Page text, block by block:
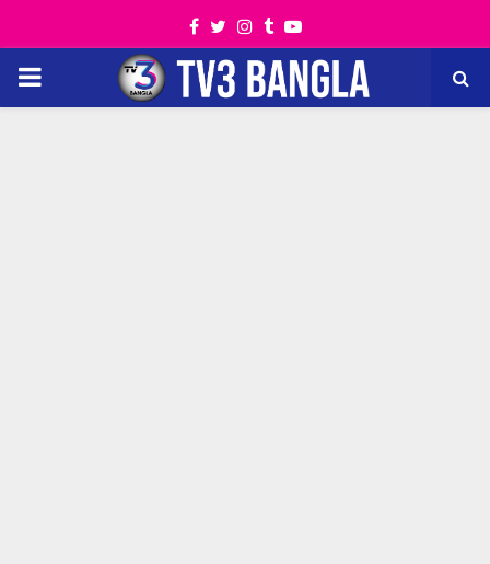
Facebook
TwitterInstagram
TumblrYoutube
PRIMARY